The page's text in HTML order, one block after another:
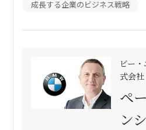
成長する企業のビジネス戦略
ビー
式会社
ペ
ン